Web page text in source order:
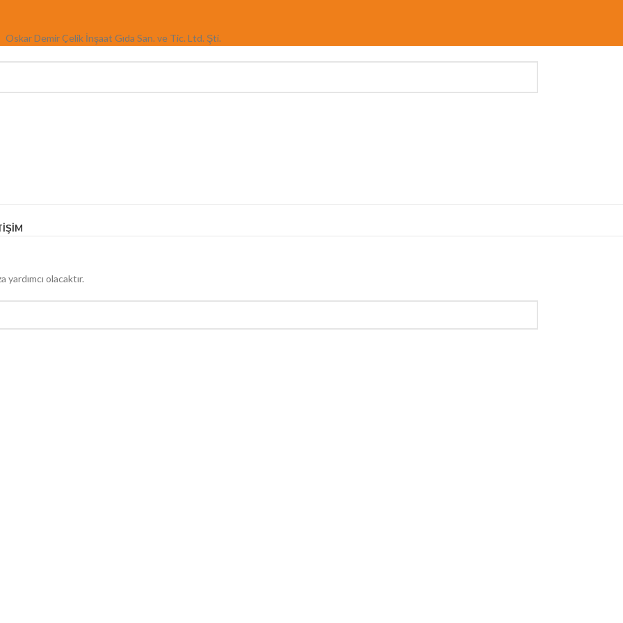
Oskar Demir Çelik İnşaat Gıda San. ve Tic. Ltd. Şti.
olacaktır.